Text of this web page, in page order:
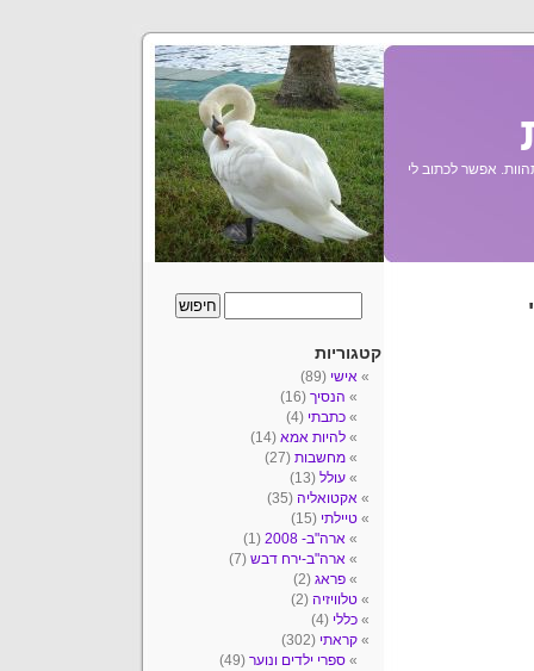
אפשר לכתוב לי
קטגוריות
אישי (89)
הנסיך (16)
כתבתי (4)
להיות אמא (14)
מחשבות (27)
עולל (13)
אקטואליה (35)
טיילתי (15)
ארה"ב- 2008
(1)
ארה"ב-ירח דבש (7)
פראג (2)
טלוויזיה (2)
כללי (4)
קראתי (302)
ספרי ילדים ונוער (49)